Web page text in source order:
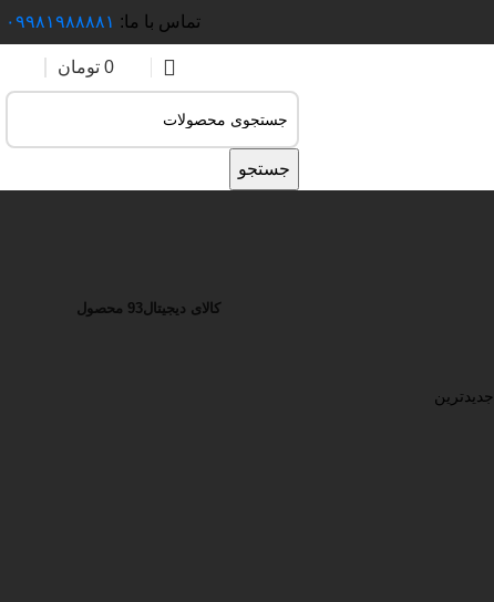
تماس با ما: ۰۹۹۸۱۹۸۸۸۸۱
0 تومان
جستجو
کالای دیجیتال93 محصول